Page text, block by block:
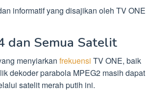
informatif yang disajikan oleh TV ONE
dan Semua Satelit
menyiarkan frekuensi TV ONE, baik
dekoder parabola MPEG2 masih dapat
satelit merah putih ini.